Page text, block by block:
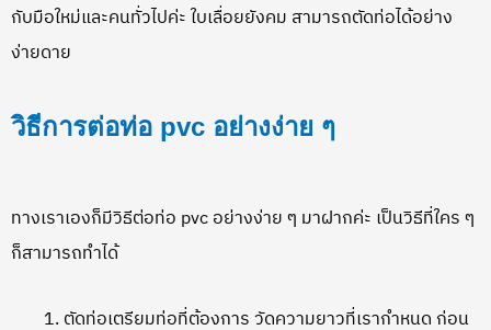
กับมือใหม่และคนทั่วไปค่ะ ใบเลื่อยยังคม สามารถตัดท่อได้อย่าง
ง่ายดาย
วิธีการต่อท่อ pvc อย่างง่าย ๆ
ทางเราเองก็มีวิธีต่อท่อ pvc อย่างง่าย ๆ มาฝากค่ะ เป็นวิธีที่ใคร ๆ
ก็สามารถทำได้
ตัดท่อเตรียมท่อที่ต้องการ วัดความยาวที่เรากำหนด ก่อน